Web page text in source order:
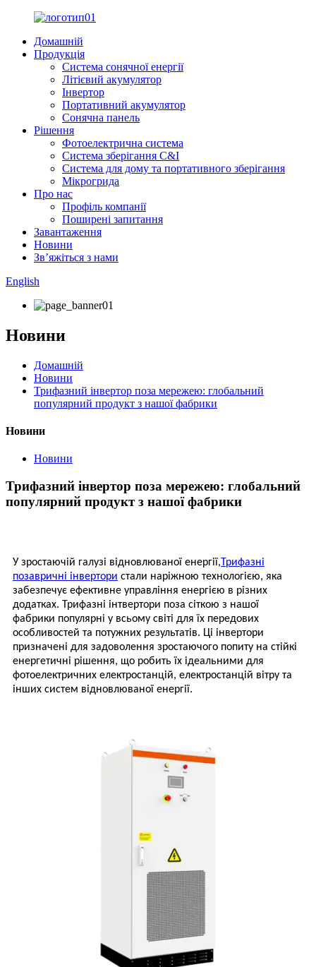
Домашній
Продукція
Система сонячної енергії
Літієвий акумулятор
Інвертор
Портативний акумулятор
Сонячна панель
Рішення
Фотоелектрична система
Система зберігання C&I
Система для дому та портативного зберігання
Мікрогрида
Про нас
Профіль компанії
Поширені запитання
Завантаження
Новини
Зв’яжіться з нами
English
Новини
Домашній
Новини
Трифазний інвертор поза мережею: глобальний
популярний продукт з нашої фабрики
Новини
Новини
Трифазний інвертор поза мережею: глобальний
популярний продукт з нашої фабрики
У зростаючій галузі відновлюваної енергії,Трифазні
позавричні інвертори стали наріжною технологією, яка
забезпечує ефективне управління енергією в різних
додатках. Трифазні інтвертори поза сіткою з нашої
фабрики популярні у всьому світі для їх передових
особливостей та потужних результатів. Ці інвертори
призначені для задоволення зростаючого попиту на стійкі
енергетичні рішення, що робить їх ідеальними для
фотоелектричних електростанцій, електростанцій вітру та
інших систем відновлюваної енергії.